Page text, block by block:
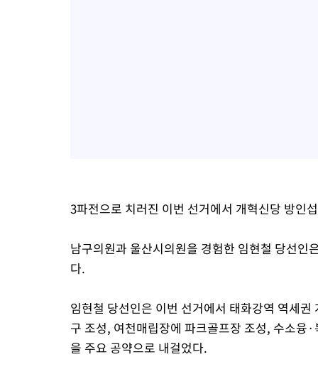
3파전으로 치러진 이번 선거에서 개혁신당 방인
남구의원과 울산시의원을 경험한 임현철 당선인
다.
임현철 당선인은 이번 선거에서 태화강역 역세
구 조성, 여천매립장에 파크골프장 조성, 수소융
을 주요 공약으로 내걸었다.